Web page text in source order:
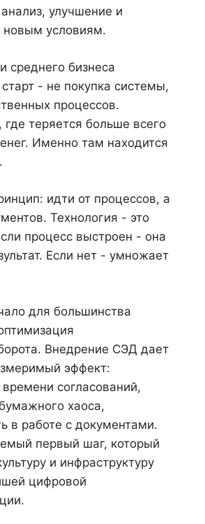
улучшение и
новым условиям.
среднего бизнеса
- не покупка системы,
процессов.
где теряется больше всего
Именно там находится
идти от процессов, а
Технология - это
процесс выстроен - она
Если нет - умножает
для большинства
Внедрение СЭД дает
эффект:
согласований,
хаоса,
в работе с документами.
первый шаг, который
и инфраструктуру
цифровой